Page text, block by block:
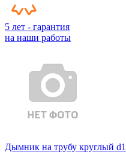
5 лет - гарантия
на наши работы
Дымник на трубу круглый